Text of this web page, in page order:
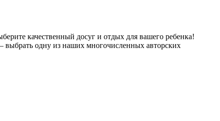
качественный досуг и отдых для вашего ребенка!
одну из наших многочисленных авторских